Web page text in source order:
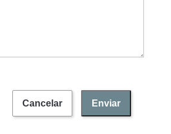
Cancelar Enviar